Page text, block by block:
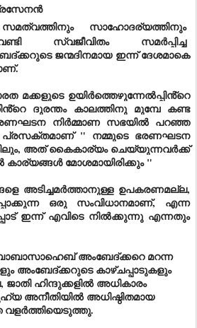
സമത്വത്തിനും സാഹോദര്യത്തിനും
സ്വജീവിതം സമർപ്പിച്ച
ജന്മദിനമായ ഇന്ന് ദേശമാകെ
മക്കളുടെ ഉയിർത്തെഴുന്നേൽപ്പിൻ്റെ
ദുരന്തം കാലത്തിനു മുമ്പേ കണ്ട
നിർമ്മാണ സഭയിൽ പറഞ്ഞ
പ്രസക്തമാണ് " നമ്മുടെ ഭരണഘടന
അത് കൈകാര്യം ചെയ്യുന്നവർക്ക്
കാര്യങ്ങൾ മോശമായിരിക്കും "
അടിച്ചമർത്താനുള്ള ഉപകരണമല്ല,
ഒരു സംവിധാനമാണ്, എന്ന
ഇന്ന് എവിടെ നിൽക്കുന്നു എന്നതും
അംബേദ്ക്കറെ മറന്ന
അംബേദ്ക്കറുടെ കാഴ്ചപ്പാടുകളും
ഹിന്ദുക്കളിൽ അധികാരം
അനീതിയിൽ അധിഷ്ഠിതമായ
വളർത്തിയെടുത്തു.